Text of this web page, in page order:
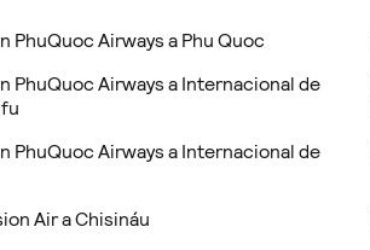
PhuQuoc Airways a Phu Quoc
PhuQuoc Airways a Internacional de
PhuQuoc Airways a Internacional de
Air a Chisináu